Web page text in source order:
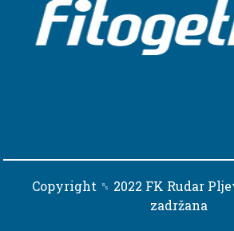
Copyright ␈ 2022 FK Rudar
zadržana